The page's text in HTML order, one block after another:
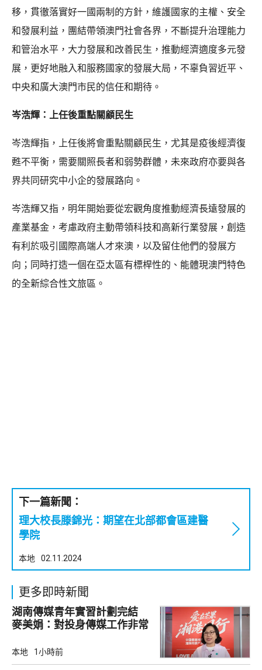
移，貫徹落實好一國兩制的方針，維護國家的主權、安全
和發展利益，團結帶領澳門社會各界，不斷提升治理能力
和管治水平，大力發展和改善民生，推動經濟適度多元發
展，更好地融入和服務國家的發展大局，不辜負習近平、
中央和廣大澳門市民的信任和期待。
岑浩輝：上任後重點關顧民生
岑浩輝指，上任後將會重點關顧民生，尤其是疫後經濟復
甦不平衡，需要關照長者和弱勢群體，未來政府亦要與各
界共同研究中小企的發展路向。
岑浩輝又指，明年開始要從宏觀角度推動經濟長遠發展的
產業基金，考慮政府主動帶領科技和高新行業發展，創造
有利於吸引國際高端人才來澳，以及留住他們的發展方
向；同時打造一個在亞太區有標桿性的、能體現澳門特色
的全新綜合性文旅區。
下一篇新聞：
理大校長滕錦光：期望在北部都會區建醫
學院
本地 02.11.2024
更多即時新聞
湖南傳媒青年實習計劃完結
麥美娟：對投身傳媒工作非常
本地 1小時前